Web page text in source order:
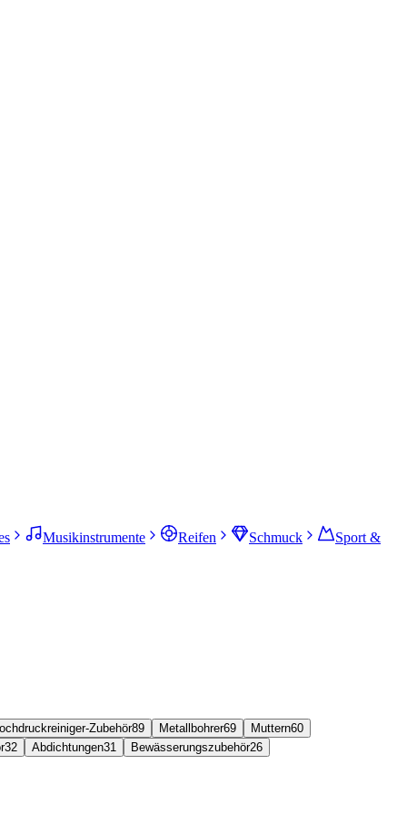
Musikinstrumente Reifen Schmuck
Sport &
Zubehör89 Metallbohrer69 Muttern60
32 Abdichtungen31 Bewässerungszubehör26